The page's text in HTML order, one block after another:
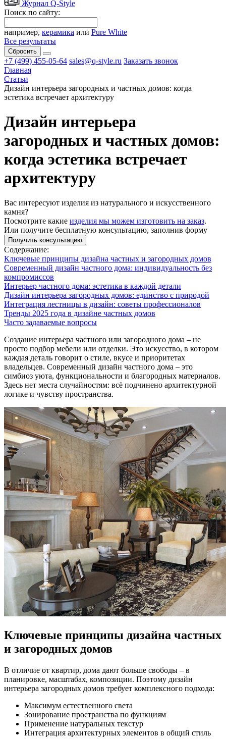
Журнал Q-Style
Поиск по сайту:
например, керамика или Pure White
Все результаты
Сбросить
+7 (499) 455-05-64 sales@q-style.ru Заказать звонок
Главная
Статьи
Дизайн интерьера загородных и частных домов: когда
эстетика встречает архитектуру
Дизайн интерьера
загородных и частных домов:
когда эстетика встречает
архитектуру
Вас интересуют изделия из натурального и искусственного
камня?
Посмотрите какие изделия мы можем изготовить на заказ.
Или получите бесплатную консультацию, заполнив форму
Получить консультацию
Содержание:
Ключевые принципы дизайна частных и загородных домов
Современный дизайн частного дома: индивидуальность без
компромиссов
Интерьер частного дома: эстетика в каждой детали
Дизайн интерьера загородных домов: единство с природой
Интеграция лестницы в дизайн: советы профессионалов
Тренды 2025 года в дизайне частных домов
Часто задаваемые вопросы
Создание интерьера частного или загородного дома – не
просто подбор мебели или отделки. Это искусство, в котором
каждая деталь говорит о стиле, вкусе и приоритетах
владельцев. Современный дизайн частного дома – это
симбиоз уюта, функциональности и благородных материалов.
Здесь нет места случайностям: всё подчинено архитектурной
логике и чувству пространства.
Ключевые принципы дизайна частных
и загородных домов
В отличие от квартир, дома дают больше свободы – в
планировке, масштабах, композиции. Поэтому дизайн
интерьера загородных домов требует комплексного подхода:
Максимум естественного света
Зонирование пространства по функциям
Применение натуральных текстур
Интеграция архитектурных элементов в общий стиль